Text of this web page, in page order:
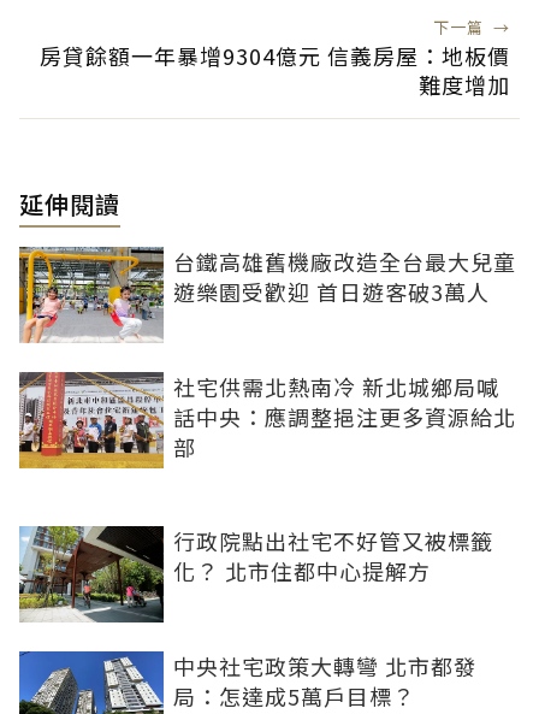
下一篇 →
房貸餘額一年暴增9304億元 信義房屋：地板價
難度增加
延伸閱讀
台鐵高雄舊機廠改造全台最大兒童
遊樂園受歡迎 首日遊客破3萬人
社宅供需北熱南冷 新北城鄉局喊
話中央：應調整挹注更多資源給北
部
行政院點出社宅不好管又被標籤
化？ 北市住都中心提解方
中央社宅政策大轉彎 北市都發
局：怎達成5萬戶目標？